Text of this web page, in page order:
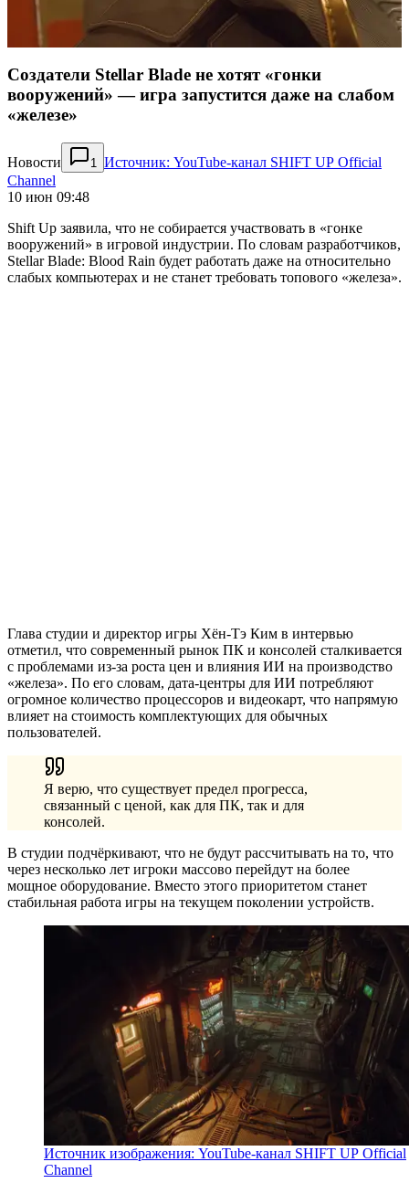
Создатели Stellar Blade не хотят «гонки
вооружений» — игра запустится даже на слабом
«железе»
Новости 1
Источник: YouTube-канал SHIFT UP Official
Channel
10 июн 09:48
Shift Up заявила, что не собирается участвовать в «гонке
вооружений» в игровой индустрии. По словам разработчиков,
Stellar Blade: Blood Rain будет работать даже на относительно
слабых компьютерах и не станет требовать топового «железа».
Глава студии и директор игры Хён-Тэ Ким в интервью
отметил, что современный рынок ПК и консолей сталкивается
с проблемами из-за роста цен и влияния ИИ на производство
«железа». По его словам, дата-центры для ИИ потребляют
огромное количество процессоров и видеокарт, что напрямую
влияет на стоимость комплектующих для обычных
пользователей.
Я верю, что существует предел прогресса,
связанный с ценой, как для ПК, так и для
консолей.
В студии подчёркивают, что не будут рассчитывать на то, что
через несколько лет игроки массово перейдут на более
мощное оборудование. Вместо этого приоритетом станет
стабильная работа игры на текущем поколении устройств.
Источник изображения: YouTube-канал SHIFT UP Official
Channel